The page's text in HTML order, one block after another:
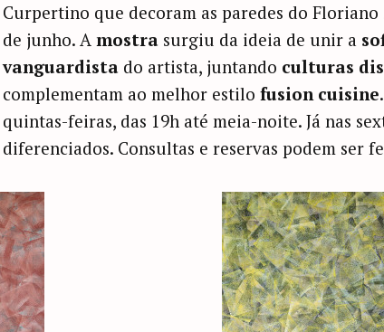
Curpertino que decoram as paredes do Floriano
de junho. A mostrasurgiu da ideia de unir a
vanguardistado artista, juntando culturas
complementam ao melhor estilo fusion cuisine
quintas-feiras, das 19h até meia-noite. Já nas
diferenciados. Consultas e reservas podem ser